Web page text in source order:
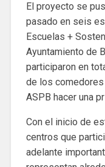
El proyecto se
pasado en seis
Escuelas +
Ayuntamiento de
participaron en
de los
ASPB hacer una
Con el inicio de
centros que
adelante